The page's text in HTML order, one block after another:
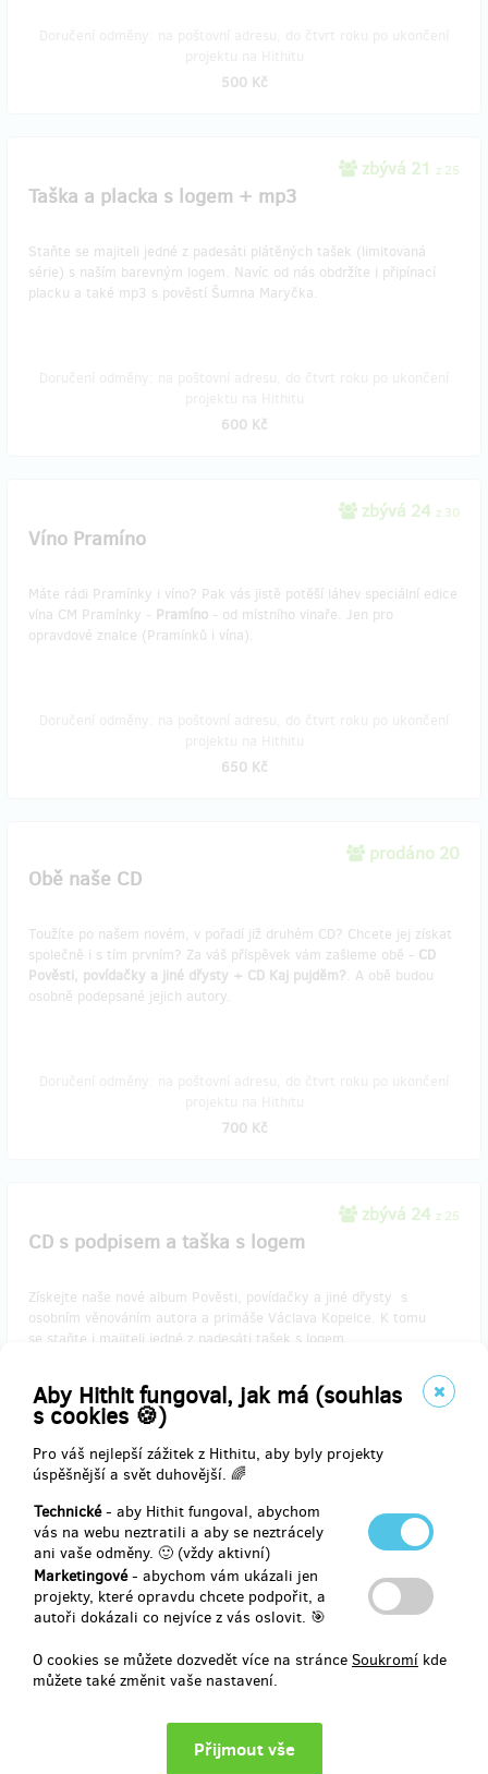
Aby Hithit fungoval, jak má (souhlas
s cookies 🍪)
Pro váš nejlepší zážitek z Hithitu, aby byly projekty
úspěšnější a svět duhovější. 🌈
Technické- aby Hithit fungoval, abychom
vás na webu neztratili a aby se neztrácely
ani vaše odměny. 🙂 (vždy aktivní)
Marketingové- abychom vám ukázali jen
projekty, které opravdu chcete podpořit, a
autoři dokázali co nejvíce z vás oslovit. 🎯
O cookies se můžete dozvedět více na stránce Soukromí kde
můžete také změnit vaše nastavení.
500 Kč
zbývá 21 z 25
Taška a placka s logem + mp3
Staňte se majiteli jedné z padesáti plátěných tašek (limitovaná
série) s naším barevným logem. Navíc od nás obdržíte i připínací
placku a také mp3 s pověstí Šumna Maryčka.
600 Kč
zbývá 24 z 30
Víno Pramíno
Máte rádi Pramínky i víno? Pak vás jistě potěší láhev speciální edice
vína CM Pramínky - Pramíno - od místního vinaře. Jen pro
opravdové znalce (Pramínků i vína).
650 Kč
prodáno 20
Obě naše CD
Toužíte po našem novém, v pořadí již druhém CD? Chcete jej získat
společně i s tím prvním? Za váš příspěvek vám zašleme obě - CD
Pověsti, povídačky a jiné dřysty + CD Kaj pujděm?. A obě budou
osobně podepsané jejich autory.
700 Kč
zbývá 24 z 25
CD s podpisem a taška s logem
Získejte naše nové album Pověsti, povídačky a jiné dřysty s
osobním věnováním autora a primáše Václava Kopelce. K tomu
se staňte i majiteli jedné z padesáti tašek s logem
Doručení odměny: na poštovní adresu, do čtvrt roku po ukončení
projektu na Hithitu
zbývá 10
Hodina s muzikantem
Chcete se sejít a popovídat si s muzikantem z CM Pramínky?
Chcete si zkusit zahrát na jeho hudební nástroj?
Vyberte si některý z těchto nástrojů -housle, viola, violoncello,
odhoďte stud a ostych a pojďte do toho.